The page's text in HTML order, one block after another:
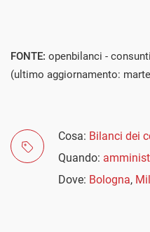
FONTE: openbilanci -
(ultimo aggiornamento:
Cosa: Bilanci dei
Quando:
Dove: Bologna,